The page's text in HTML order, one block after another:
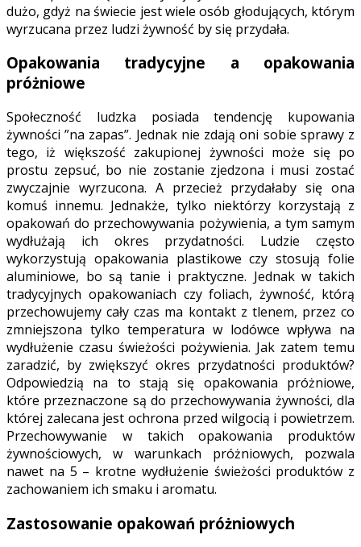
dużo, gdyż na świecie jest wiele osób głodujących, którym
wyrzucana przez ludzi żywność by się przydała.
Opakowania tradycyjne a opakowania
próżniowe
Społeczność ludzka posiada tendencję kupowania
żywności ”na zapas”. Jednak nie zdają oni sobie sprawy z
tego, iż większość zakupionej żywności może się po
prostu zepsuć, bo nie zostanie zjedzona i musi zostać
zwyczajnie wyrzucona. A przecież przydałaby się ona
komuś innemu. Jednakże, tylko niektórzy korzystają z
opakowań do przechowywania pożywienia, a tym samym
wydłużają ich okres przydatności. Ludzie często
wykorzystują opakowania plastikowe czy stosują folie
aluminiowe, bo są tanie i praktyczne. Jednak w takich
tradycyjnych opakowaniach czy foliach, żywność, którą
przechowujemy cały czas ma kontakt z tlenem, przez co
zmniejszona tylko temperatura w lodówce wpływa na
wydłużenie czasu świeżości pożywienia. Jak zatem temu
zaradzić, by zwiększyć okres przydatności produktów?
Odpowiedzią na to stają się opakowania próżniowe,
które przeznaczone są do przechowywania żywności, dla
której zalecana jest ochrona przed wilgocią i powietrzem.
Przechowywanie w takich opakowania produktów
żywnościowych, w warunkach próżniowych, pozwala
nawet na 5 – krotne wydłużenie świeżości produktów z
zachowaniem ich smaku i aromatu.
Zastosowanie opakowań próżniowych